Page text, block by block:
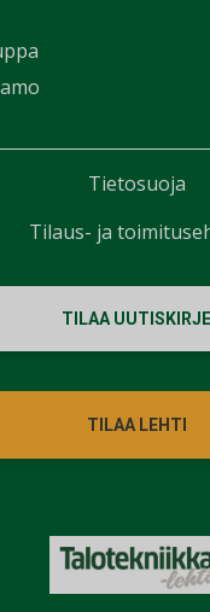
TILAA UUTISKIRJE
TILAA LEHTI
Tietosuoja
Tilaus- ja